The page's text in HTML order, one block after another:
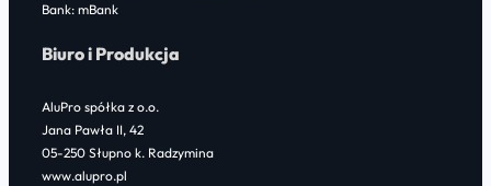
Bank: mBank
Biuro i Produkcja
AluPro spółka z o.o.
Jana Pawła II, 42
05-250 Słupno k. Radzymina
www.alupro.pl